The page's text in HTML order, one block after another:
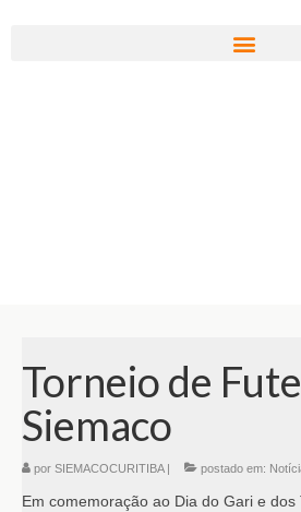
Torneio de
Siemaco
por SIEMACOCURITIBA| postado em:
Em comemoração ao Dia do Gari e dos